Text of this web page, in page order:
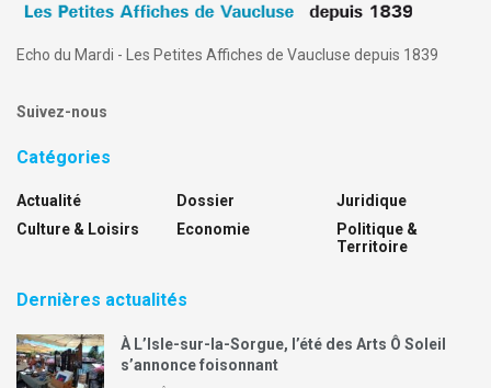
Echo du Mardi - Les Petites Affiches de Vaucluse depuis 1839
Suivez-nous
Catégories
Actualité
Culture & Loisirs
Dossier
Economie
Juridique
Politique &
Territoire
Dernières actualités
À L’Isle-sur-la-Sorgue, l’été des Arts Ô Soleil
s’annonce foisonnant